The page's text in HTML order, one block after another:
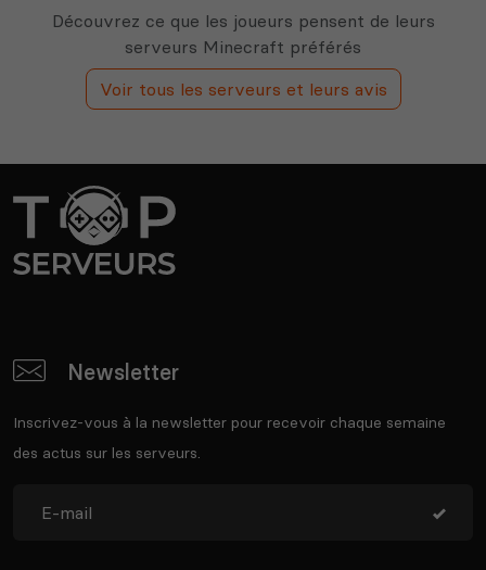
Découvrez ce que les joueurs pensent de leurs
serveurs Minecraft préférés
Voir tous les serveurs et leurs avis
Newsletter
Inscrivez-vous à la newsletter pour recevoir chaque semaine
des actus sur les serveurs.